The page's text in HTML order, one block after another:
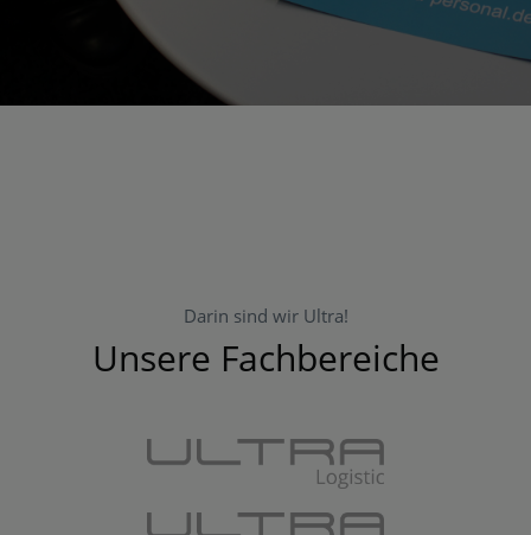
Darin sind wir Ultra!
Unsere Fachbereiche